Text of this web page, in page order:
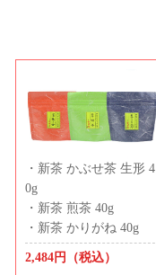
・新茶 かぶせ茶 生形 4
0g
・新茶 煎茶 40g
・新茶 かりがね 40g
2,484円（税込）